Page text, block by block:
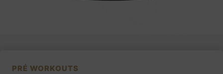
PRÉ WORKOUTS